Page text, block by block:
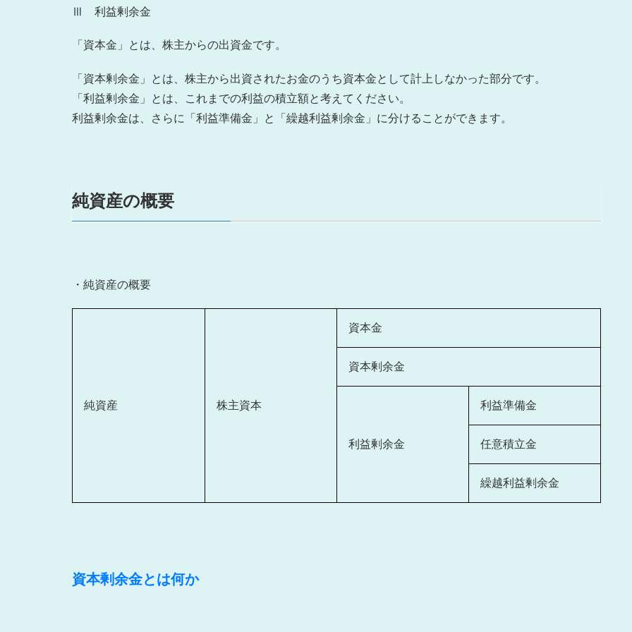
Ⅲ 利益剰余金
「資本金」とは、株主からの出資金です。
「資本剰余金」とは、株主から出資されたお金のうち資本金として計上しなかった部分です。
「利益剰余金」とは、これまでの利益の積立額と考えてください。
利益剰余金は、さらに「利益準備金」と「繰越利益剰余金」に分けることができます。
純資産の概要
・純資産の概要
純資産 株主資本
資本金
資本剰余金
利益剰余金
利益準備金
任意積立金
繰越利益剰余金
資本剰余金とは何か